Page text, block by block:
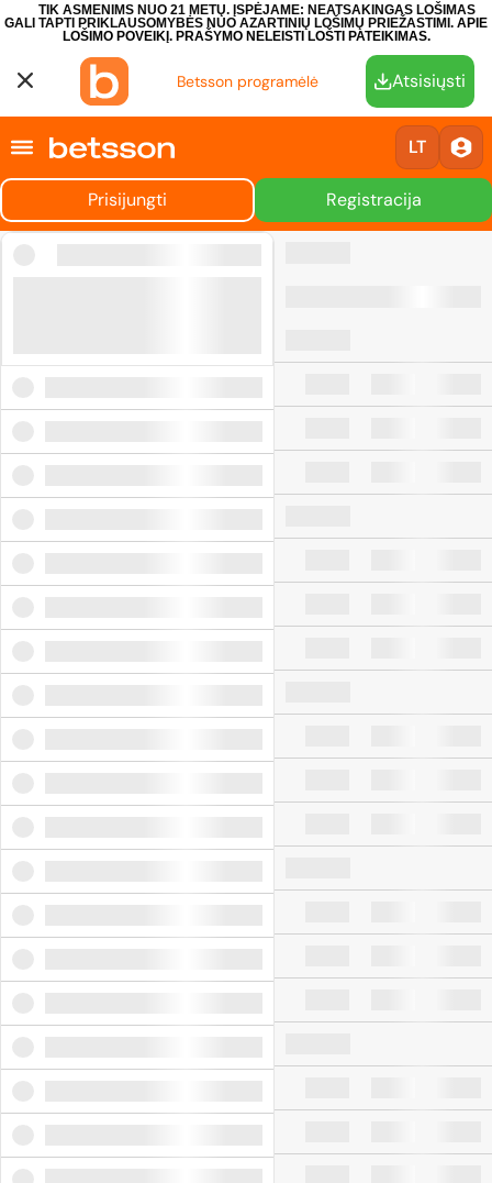
TIK ASMENIMS NUO 21 METŲ. ĮSPĖJAME: NEATSAKINGAS LOŠIMAS
GALI TAPTI PRIKLAUSOMYBĖS NUO AZARTINIŲ LOŠIMŲ PRIEŽASTIMI. APIE
LOŠIMO POVEIKĮ. PRAŠYMO NELEISTI LOŠTI PATEIKIMAS.
Betsson programėlė Atsisiųsti
LT
Prisijungti Registracija